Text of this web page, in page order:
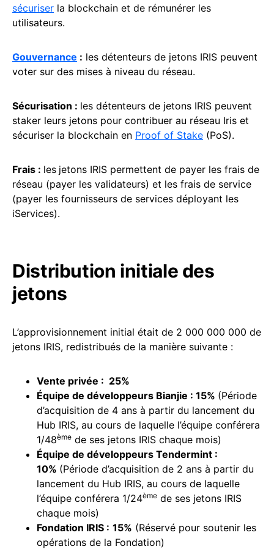
sécuriser la blockchain et de rémunérer les
utilisateurs.
Gouvernance : les détenteurs de jetons IRIS peuvent
voter sur des mises à niveau du réseau.
Sécurisation : les détenteurs de jetons IRIS peuvent
staker leurs jetons pour contribuer au réseau Iris et
sécuriser la blockchain en Proof of Stake (PoS).
Frais : les jetons IRIS permettent de payer les frais de
réseau (payer les validateurs) et les frais de service
(payer les fournisseurs de services déployant les
iServices).
Distribution initiale des
jetons
L’approvisionnement initial était de 2 000 000 000 de
jetons IRIS, redistribués de la manière suivante :
Vente privée : 25%
Équipe de développeurs Bianjie : 15% (Période
d’acquisition de 4 ans à partir du lancement du
Hub IRIS, au cours de laquelle l’équipe conférera
1/48ème de ses jetons IRIS chaque mois)
Équipe de développeurs Tendermint :
10% (Période d’acquisition de 2 ans à partir du
lancement du Hub IRIS, au cours de laquelle
l’équipe conférera 1/24ème de ses jetons IRIS
chaque mois)
Fondation IRIS : 15% (Réservé pour soutenir les
opérations de la Fondation)